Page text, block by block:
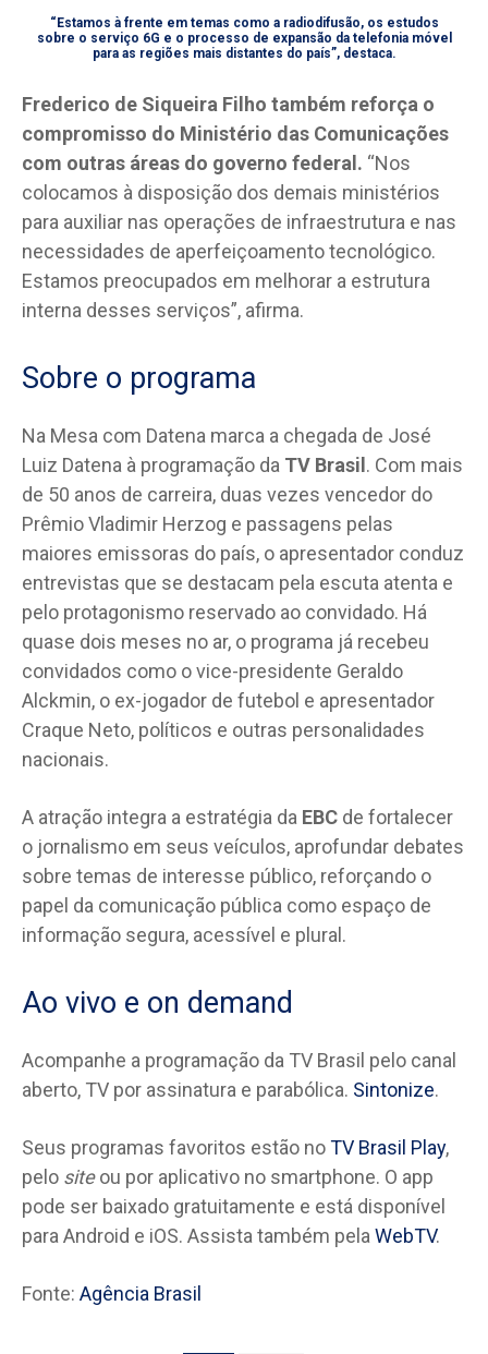
“Estamos à frente em temas como a radiodifusão, os estudos
sobre o serviço 6G e o processo de expansão da telefonia móvel
para as regiões mais distantes do país”, destaca.
Frederico de Siqueira Filho também reforça o
compromisso do Ministério das Comunicações
com outras áreas do governo federal. “Nos
colocamos à disposição dos demais ministérios
para auxiliar nas operações de infraestrutura e nas
necessidades de aperfeiçoamento tecnológico.
Estamos preocupados em melhorar a estrutura
interna desses serviços”, afirma.
Sobre o programa
Na Mesa com Datena marca a chegada de José
Luiz Datena à programação da TV Brasil . Com mais
de 50 anos de carreira, duas vezes vencedor do
Prêmio Vladimir Herzog e passagens pelas
maiores emissoras do país, o apresentador conduz
entrevistas que se destacam pela escuta atenta e
pelo protagonismo reservado ao convidado. Há
quase dois meses no ar, o programa já recebeu
convidados como o vice-presidente Geraldo
Alckmin, o ex-jogador de futebol e apresentador
Craque Neto, políticos e outras personalidades
nacionais.
A atração integra a estratégia da EBC de fortalecer
o jornalismo em seus veículos, aprofundar debates
sobre temas de interesse público, reforçando o
papel da comunicação pública como espaço de
informação segura, acessível e plural.
Ao vivo e on demand
Acompanhe a programação da TV Brasil pelo canal
aberto, TV por assinatura e parabólica. Sintonize.
Seus programas favoritos estão noTV Brasil Play,
pelo siteou por aplicativo no smartphone. O app
pode ser baixado gratuitamente e está disponível
para Android e iOS. Assista também pela WebTV.
Fonte: Agência Brasil